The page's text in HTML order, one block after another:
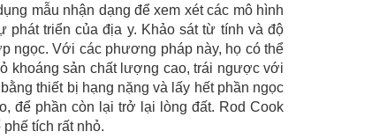
mẫu nhận dạng để xem xét các mô hình
triển của địa y. Khảo sát từ tính và độ
ngọc. Với các phương pháp này, họ có thể
khoáng sản chất lượng cao, trái ngược với
thiết bị hạng nặng và lấy hết phần ngọc
để phần còn lại trở lại lòng đất. Rod Cook
tích rất nhỏ.